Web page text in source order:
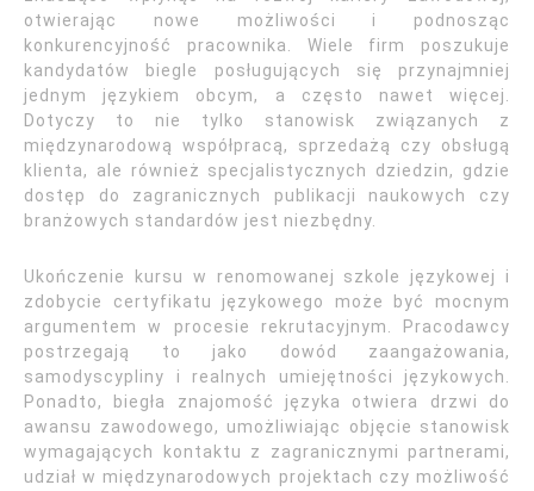
otwierając nowe możliwości i podnosząc
konkurencyjność pracownika. Wiele firm poszukuje
kandydatów biegle posługujących się przynajmniej
jednym językiem obcym, a często nawet więcej.
Dotyczy to nie tylko stanowisk związanych z
międzynarodową współpracą, sprzedażą czy obsługą
klienta, ale również specjalistycznych dziedzin, gdzie
dostęp do zagranicznych publikacji naukowych czy
branżowych standardów jest niezbędny.
Ukończenie kursu w renomowanej szkole językowej i
zdobycie certyfikatu językowego może być mocnym
argumentem w procesie rekrutacyjnym. Pracodawcy
postrzegają to jako dowód zaangażowania,
samodyscypliny i realnych umiejętności językowych.
Ponadto, biegła znajomość języka otwiera drzwi do
awansu zawodowego, umożliwiając objęcie stanowisk
wymagających kontaktu z zagranicznymi partnerami,
udział w międzynarodowych projektach czy możliwość